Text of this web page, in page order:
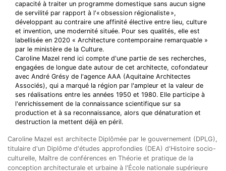
capacité à traiter un programme domestique sans aucun signe
de servilité par rapport à l'« obsession régionaliste »,
développant au contraire une affinité élective entre lieu, culture
et invention, une modernité située. Pour ses qualités, elle est
labellisée en 2020 « Architecture contemporaine remarquable »
par le ministère de la Culture.
Caroline Mazel rend ici compte d'une partie de ses recherches,
engagées de longue date autour de cet architecte, cofondateur
avec André Grésy de l'agence AAA (Aquitaine Architectes
Associés), qui a marqué la région par l'ampleur et la valeur de
ses réalisations entre les années 1950 et 1980. Elle participe à
l'enrichissement de la connaissance scientifique sur sa
production et à sa reconnaissance, alors que dénaturation et
destruction la mettent déjà en péril.
Caroline Mazel est architecte Diplômée par le gouvernement (DPLG),
titulaire d'un Diplôme d'études approfondies (DEA) d'Histoire socio-
culturelle, Maître de conférences en Théorie et pratique de la
conception architecturale et urbaine à l'École nationale supérieure